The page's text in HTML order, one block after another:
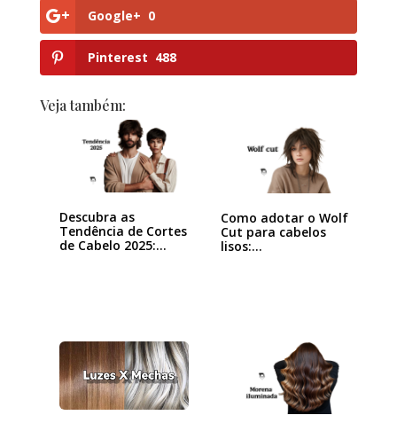
Google+ 0
Pinterest 488
Veja também:
Descubra as
Tendência de Cortes
de Cabelo 2025:…
Como adotar o Wolf
Cut para cabelos
lisos:…